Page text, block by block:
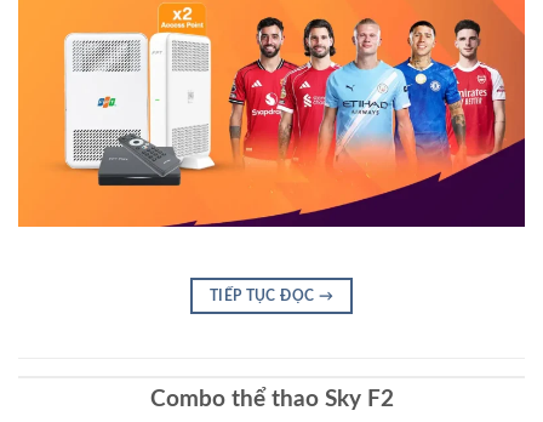
TIẾP TỤC ĐỌC →
Combo thể thao Sky F2